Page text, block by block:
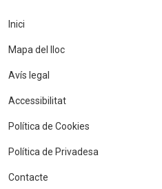
Inici
Mapa del lloc
Avís legal
Accessibilitat
Política de Cookies
Política de Privadesa
Contacte